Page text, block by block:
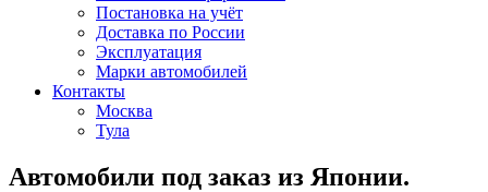
Постановка на учёт
Доставка по России
Эксплуатация
Марки автомобилей
Контакты
Москва
Тула
Автомобили под заказ из Японии.